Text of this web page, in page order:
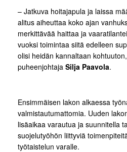
– Jatkuva hoitajapula ja laissa
alitus aiheuttaa koko ajan
merkittävää haittaa ja
vuoksi toimintaa siitä edelleen
olisi heidän kannaltaan
puheenjohtaja Silja Paavola.
Ensimmäisen lakon alkaessa
valmistautumattomia. Uuden
lisäaikaa varautua ja suunnitella
suojelutyöhön liittyviä
työtaistelun varalle.